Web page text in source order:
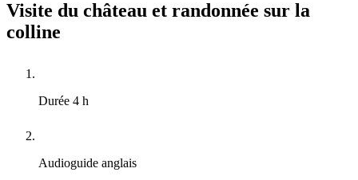
Visite du château et randonnée sur la
colline
Durée 4 h
Audioguide anglais